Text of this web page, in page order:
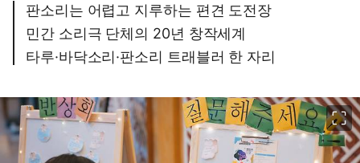
판소리는 어렵고 지루하는 편견 도전장
민간 소리극 단체의 20년 창작세계
타루·바닥소리·판소리 트래블러 한 자리